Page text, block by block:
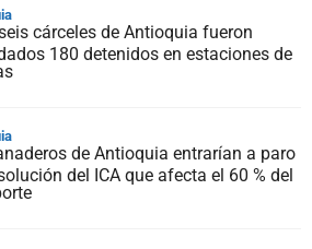
cárceles de Antioquia fueron
180 detenidos en estaciones de
de Antioquia entrarían a paro
del ICA que afecta el 60 % del